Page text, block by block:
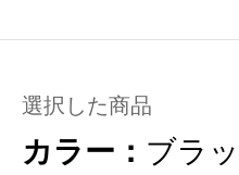
選択した商品
カラー： ブラ